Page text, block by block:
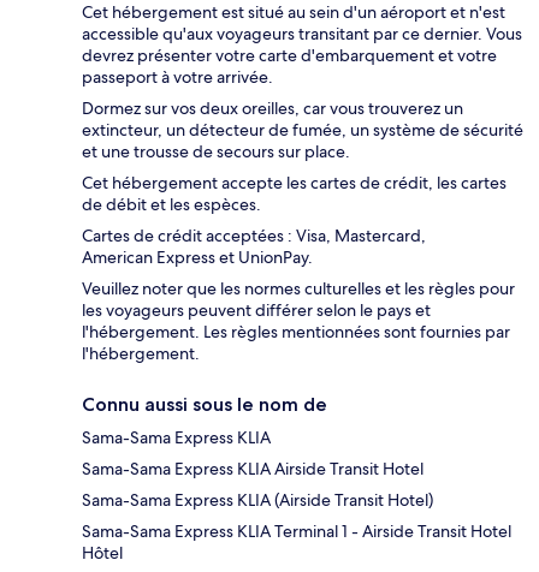
Cet hébergement est situé au sein d'un aéroport et n'est
accessible qu'aux voyageurs transitant par ce dernier. Vous
devrez présenter votre carte d'embarquement et votre
passeport à votre arrivée.
Dormez sur vos deux oreilles, car vous trouverez un
extincteur, un détecteur de fumée, un système de sécurité
et une trousse de secours sur place.
Cet hébergement accepte les cartes de crédit, les cartes
de débit et les espèces.
Cartes de crédit acceptées : Visa, Mastercard,
American Express et UnionPay.
Veuillez noter que les normes culturelles et les règles pour
les voyageurs peuvent différer selon le pays et
l'hébergement. Les règles mentionnées sont fournies par
l'hébergement.
Connu aussi sous le nom de
Sama-Sama Express KLIA
Sama-Sama Express KLIA Airside Transit Hotel
Sama-Sama Express KLIA (Airside Transit Hotel)
Sama-Sama Express KLIA Terminal 1 - Airside Transit Hotel
Hôtel